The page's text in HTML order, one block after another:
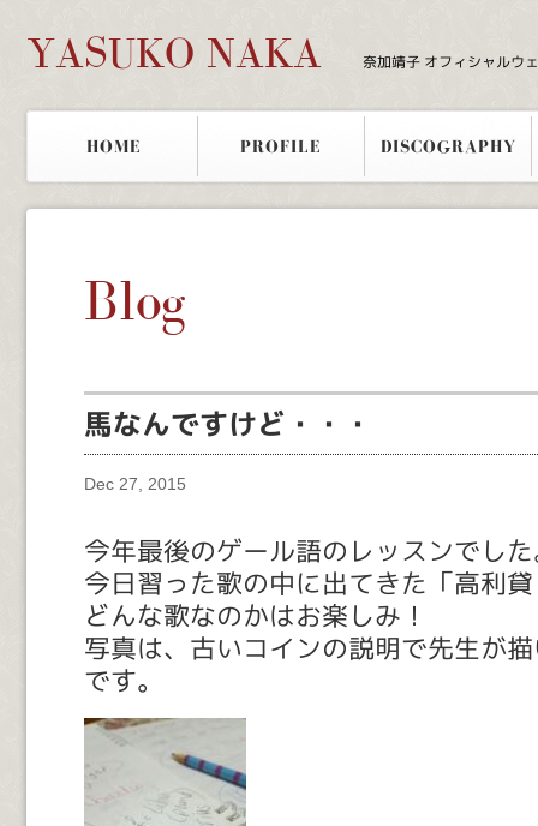
YASUKO NAKA 奈加靖子 オフィシャルウ
HOME PROFILE DISCOGRAPHY
Blog
馬なんですけど・・・
Dec 27, 2015
今年最後のゲール語のレッスンでし
今日習った歌の中に出てきた「高利
どんな歌なのかはお楽しみ！
写真は、古いコインの説明で先生が
です。